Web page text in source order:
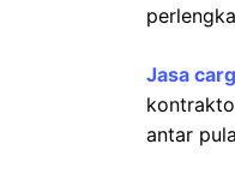
Jasa
antar